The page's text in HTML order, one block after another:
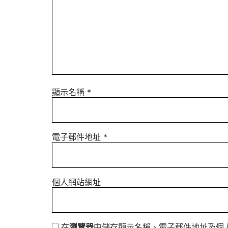
顯示名稱 *
電子郵件地址 *
個人網站網址